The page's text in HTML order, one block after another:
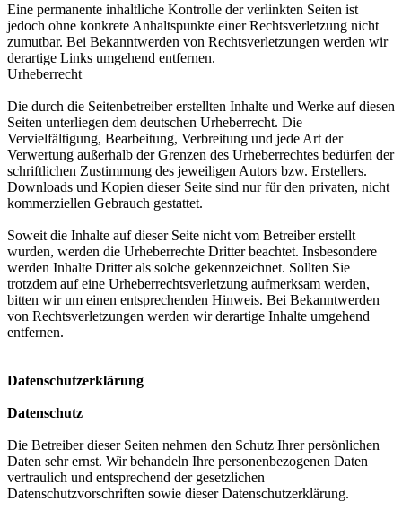
Eine permanente inhaltliche Kontrolle der verlinkten Seiten ist
jedoch ohne konkrete Anhaltspunkte einer Rechtsverletzung nicht
zumutbar. Bei Bekanntwerden von Rechtsverletzungen werden wir
derartige Links umgehend entfernen.
Urheberrecht
Die durch die Seitenbetreiber erstellten Inhalte und Werke auf diesen
Seiten unterliegen dem deutschen Urheberrecht. Die
Vervielfältigung, Bearbeitung, Verbreitung und jede Art der
Verwertung außerhalb der Grenzen des Urheberrechtes bedürfen der
schriftlichen Zustimmung des jeweiligen Autors bzw. Erstellers.
Downloads und Kopien dieser Seite sind nur für den privaten, nicht
kommerziellen Gebrauch gestattet.
Soweit die Inhalte auf dieser Seite nicht vom Betreiber erstellt
wurden, werden die Urheberrechte Dritter beachtet. Insbesondere
werden Inhalte Dritter als solche gekennzeichnet. Sollten Sie
trotzdem auf eine Urheberrechtsverletzung aufmerksam werden,
bitten wir um einen entsprechenden Hinweis. Bei Bekanntwerden
von Rechtsverletzungen werden wir derartige Inhalte umgehend
entfernen.
Datenschutzerklärung
Datenschutz
Die Betreiber dieser Seiten nehmen den Schutz Ihrer persönlichen
Daten sehr ernst. Wir behandeln Ihre personenbezogenen Daten
vertraulich und entsprechend der gesetzlichen
Datenschutzvorschriften sowie dieser Datenschutzerklärung.